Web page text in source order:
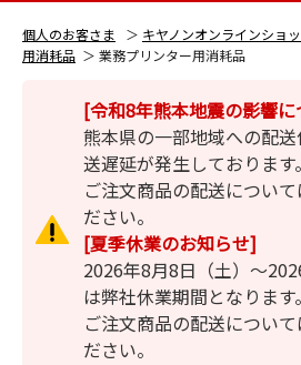
個人のお客さま キヤノンオンラインショ
用消耗品
業務プリンター用消耗品
[令和8年熊本地震の影響
熊本県の一部地域への配
送遅延が発生しております。
ご注文商品の配送について
ださい。
[夏季休業のお知らせ]
2026年8月8日（土）～
は弊社休業期間となります。
ご注文商品の配送について
ださい。